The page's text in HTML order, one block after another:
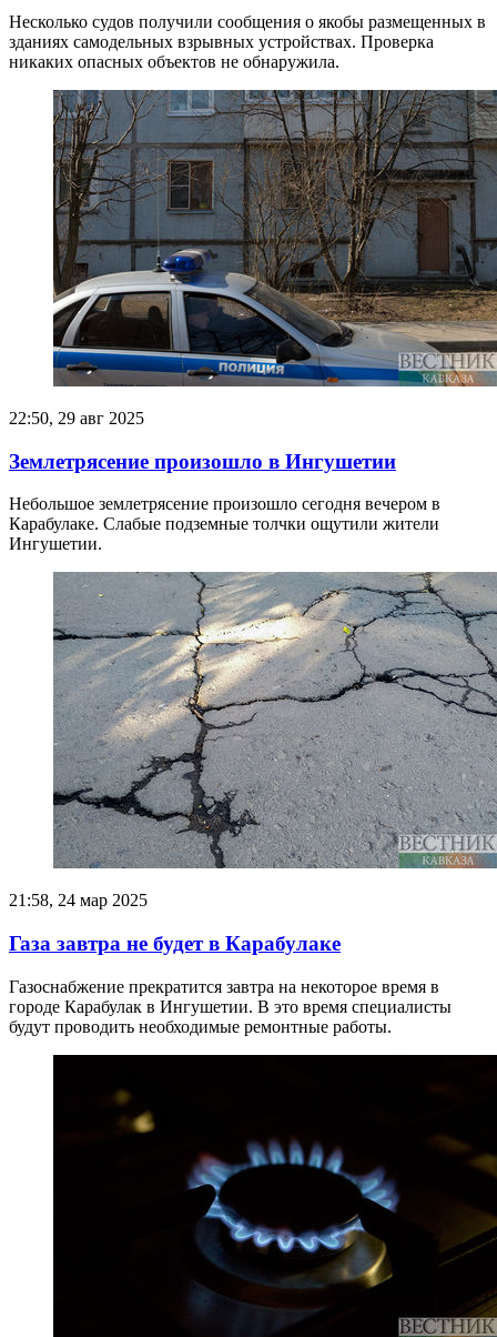
Несколько судов получили сообщения о якобы размещенных в
зданиях самодельных взрывных устройствах. Проверка
никаких опасных объектов не обнаружила.
22:50, 29 авг 2025
Землетрясение произошло в Ингушетии
Небольшое землетрясение произошло сегодня вечером в
Карабулаке. Слабые подземные толчки ощутили жители
Ингушетии.
21:58, 24 мар 2025
Газа завтра не будет в Карабулаке
Газоснабжение прекратится завтра на некоторое время в
городе Карабулак в Ингушетии. В это время специалисты
будут проводить необходимые ремонтные работы.